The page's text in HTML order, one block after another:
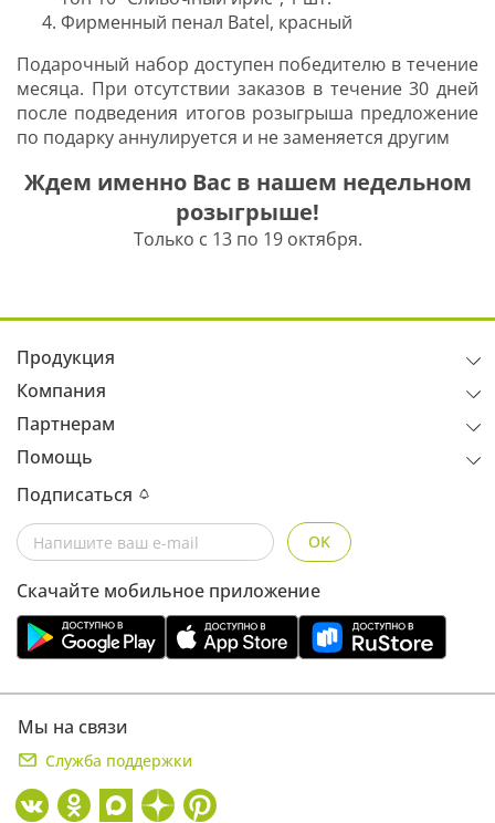
Фирменный пенал Batel, красный
Подарочный набор доступен победителю в течение
месяца. При отсутствии заказов в течение 30 дней
после подведения итогов розыгрыша предложение
по подарку аннулируется и не заменяется другим
Ждем именно Вас в нашем недельном
розыгрыше!
Только с 13 по 19 октября.
Компания
Партнерам
Продукция
Помощь
Подписаться
OK
Скачайте мобильное приложение
Мы на связи
Служба поддержки